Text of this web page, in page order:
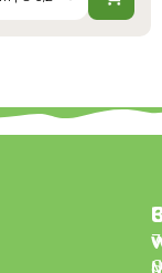
7